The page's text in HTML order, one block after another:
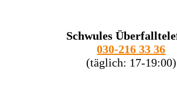
Schwules
030-216 33 36
(täglich: 17-19:00)